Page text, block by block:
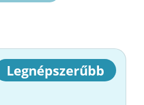
Legnépszerűbb